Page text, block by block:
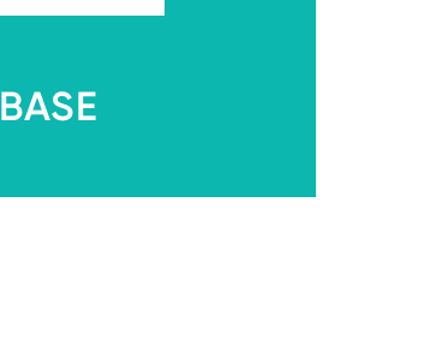
BASE